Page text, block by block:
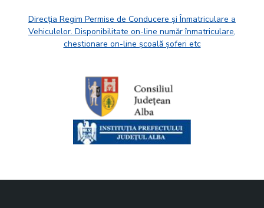
Direcția Regim Permise de Conducere și Înmatriculare a
Vehiculelor. Disponibilitate on-line număr înmatriculare,
chestionare on-line școală șoferi etc